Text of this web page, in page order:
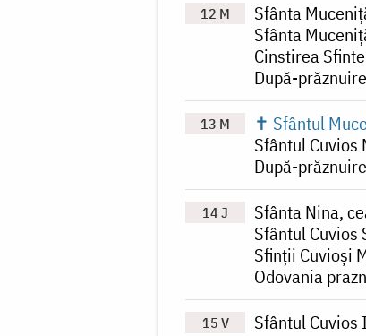
12 M Sfânta
Sfânta
Cinstirea
După-
13 M ✝ Sfântul
Sfântul
După-
14 J
Sfânta Nina,
Sfântul
Sfinții Cuvioși
Odovania
15 V Sfântul Cuvios